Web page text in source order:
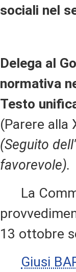
sociali nel
Delega al
normativa
Testo
(Parere alla
(Seguito
favorevole).
La
13 ottobre
Giusi